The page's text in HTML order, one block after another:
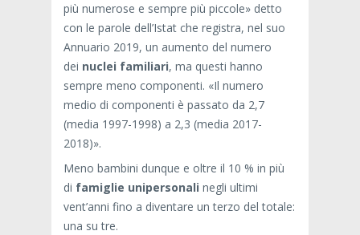
più numerose e sempre più piccole» detto
con le parole dell’Istat che registra, nel suo
Annuario 2019, un aumento del numero
dei nuclei familiari, ma questi hanno
sempre meno componenti. «Il numero
medio di componenti è passato da 2,7
(media 1997-1998) a 2,3 (media 2017-
2018)».
Meno bambini dunque e oltre il 10 % in più
di famiglie unipersonali negli ultimi
vent’anni fino a diventare un terzo del totale:
una su tre.